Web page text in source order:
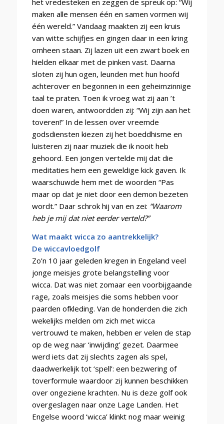
maken alle mensen één en samen vormen wij
één wereld.” Vandaag maakten zij een kruis
van witte schijfjes en gingen daar in een kring
omheen staan. Zij lazen uit een zwart boek en
hielden elkaar met de pinken vast. Daarna
sloten zij hun ogen, leunden met hun hoofd
achterover en begonnen in een geheimzinnige
taal te praten. Toen ik vroeg wat zij aan ’t
doen waren, antwoordden zij: “Wij zijn aan het
toveren!” In de lessen over vreemde
godsdiensten kiezen zij het boeddhisme en
luisteren zij naar muziek die ik nooit heb
gehoord. Een jongen vertelde mij dat die
meditaties hem een geweldige kick gaven. Ik
waarschuwde hem met de woorden “Pas
maar op dat je niet door een demon bezeten
wordt.” Daar schrok hij van en zei: “Waarom
heb je mij dat niet eerder verteld?”
Wat maakt wicca zo aantrekkelijk?
De wiccavloedgolf
Zo’n 10 jaar geleden kregen in Engeland veel
jonge meisjes grote belangstelling voor
wicca. Dat was niet zomaar een voorbijgaande
rage, zoals meisjes die soms hebben voor
paarden ofkleding. Van de honderden die zich
wekelijks melden om zich met wicca
vertrouwd te maken, hebben er velen de stap
op de weg naar ‘inwijding’ gezet. Daarmee
werd iets dat zij slechts zagen als spel,
daadwerkelijk tot ‘spell’: een bezwering of
toverformule waardoor zij kunnen beschikken
over ongeziene krachten. Nu is deze golf ook
overgeslagen naar onze Lage Landen. Het
Engelse woord ‘wicca’ klinkt nog maar weinig